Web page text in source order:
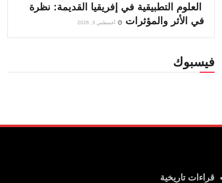
العلوم التطبيقية في إفريقيا القديمة: نظرة
في الأثر والمؤثرات
أغسطس 3, 2026
فيسبوك
قراءات تاريخية